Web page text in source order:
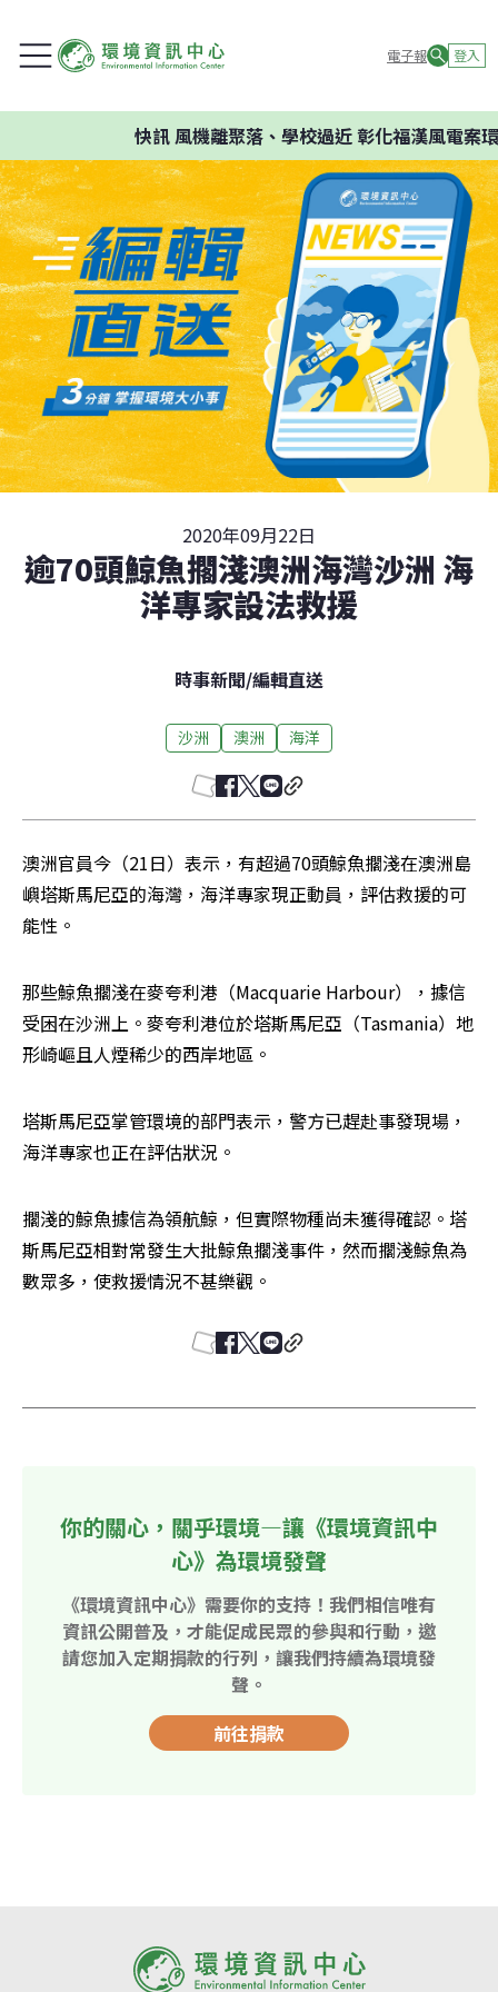
電子報 登入
快訊風機離聚落、學校過近 彰化福漢風電案環
2020年09月22日
逾70頭鯨魚擱淺澳洲海灣沙洲 海
洋專家設法救援
時事新聞/編輯直送
沙洲 澳洲 海洋
澳洲官員今（21日）表示，有超過70頭鯨魚擱淺在澳洲島
嶼塔斯馬尼亞的海灣，海洋專家現正動員，評估救援的可
能性。
那些鯨魚擱淺在麥夸利港（Macquarie Harbour），據信
受困在沙洲上。麥夸利港位於塔斯馬尼亞（Tasmania）地
形崎嶇且人煙稀少的西岸地區。
塔斯馬尼亞掌管環境的部門表示，警方已趕赴事發現場，
海洋專家也正在評估狀況。
擱淺的鯨魚據信為領航鯨，但實際物種尚未獲得確認。塔
斯馬尼亞相對常發生大批鯨魚擱淺事件，然而擱淺鯨魚為
數眾多，使救援情況不甚樂觀。
你的關心，關乎環境—讓《環境資訊中
心》為環境發聲
《環境資訊中心》需要你的支持！我們相信唯有
資訊公開普及，才能促成民眾的參與和行動，邀
請您加入定期捐款的行列，讓我們持續為環境發
聲。
前往捐款